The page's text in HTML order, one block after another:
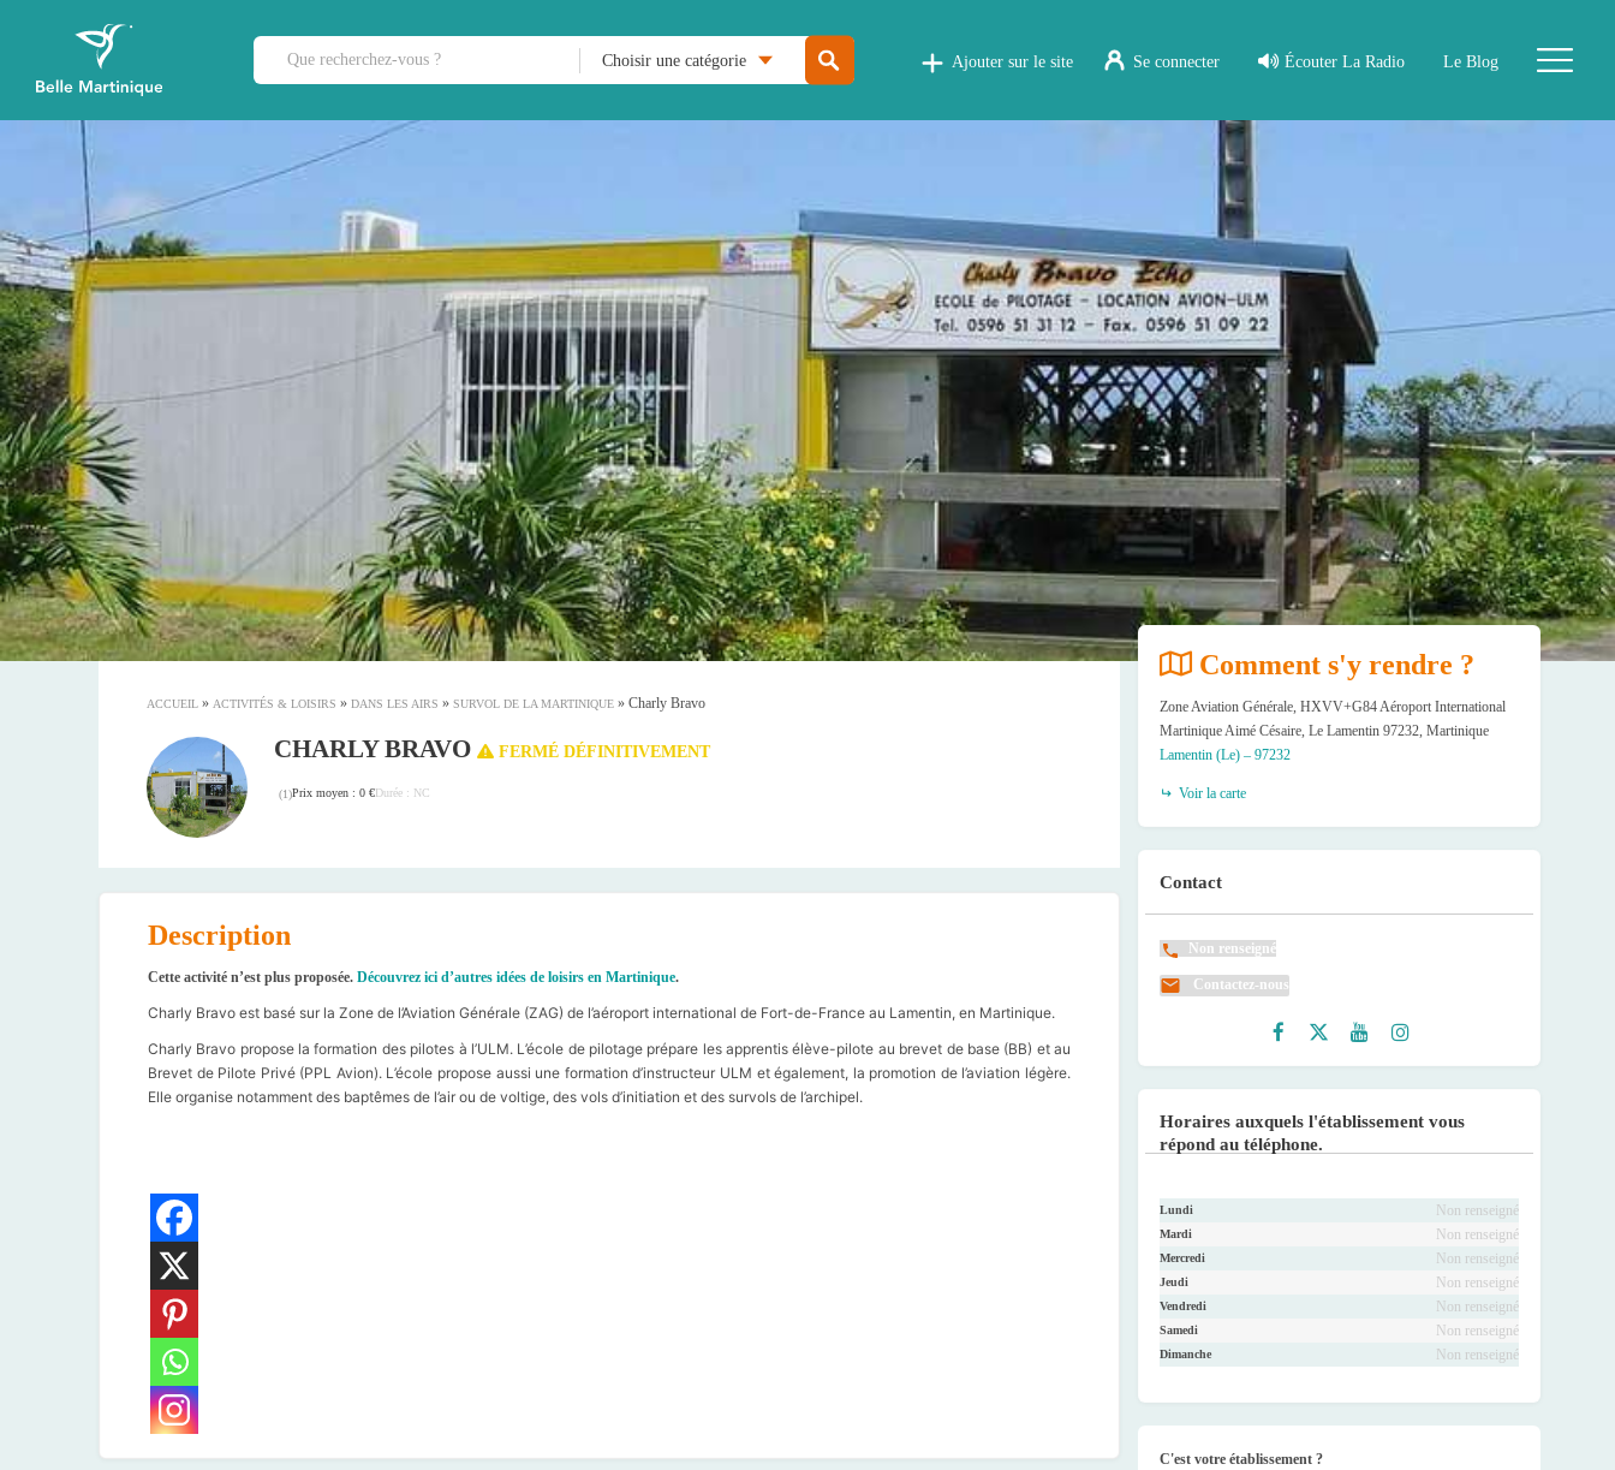
Choisir une catégorie Ajouter sur le site Se connecter Écouter La Radio Le Blog
ACCUEIL » ACTIVITÉS & LOISIRS » DANS LES AIRS » SURVOL DE LA MARTINIQUE » Charly Bravo
CHARLY BRAVO FERMÉ DÉFINITIVEMENT
(1)Prix moyen : 0 €Durée : NC
Description
Cette activité n’est plus proposée. Découvrez ici d’autres idées de loisirs en Martinique.
Charly Bravo est basé sur la Zone de l’Aviation Générale (ZAG) de l’aéroport international de Fort-de-France au Lamentin, en Martinique.
Charly Bravo propose la formation des pilotes à l’ULM. L’école de pilotage prépare les apprentis élève-pilote au brevet de base (BB) et au
Brevet de Pilote Privé (PPL Avion). L’école propose aussi une formation d’instructeur ULM et également, la promotion de l’aviation légère.
Elle organise notamment des baptêmes de l’air ou de voltige, des vols d’initiation et des survols de l’archipel.
Comment s'y rendre ?
Zone Aviation Générale, HXVV+G84 Aéroport International
Martinique Aimé Césaire, Le Lamentin 97232, Martinique
Lamentin (Le) – 97232
Voir la carte
Contact
Non renseigné
Contactez-nous
Horaires auxquels l'établissement vous
répond au téléphone.
Lundi Non renseigné
Mardi Non renseigné
Mercredi Non renseigné
Jeudi Non renseigné
Vendredi Non renseigné
Samedi Non renseigné
Dimanche Non renseigné
C'est votre établissement ?